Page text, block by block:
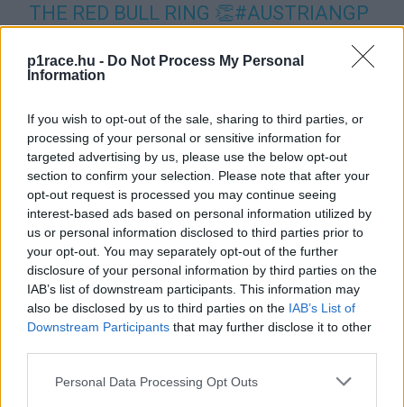
p1race.hu - Do Not Process My Personal
Information
If you wish to opt-out of the sale, sharing to third parties, or
processing of your personal or sensitive information for
targeted advertising by us, please use the below opt-out
section to confirm your selection. Please note that after your
opt-out request is processed you may continue seeing
interest-based ads based on personal information utilized by
us or personal information disclosed to third parties prior to
your opt-out. You may separately opt-out of the further
disclosure of your personal information by third parties on the
IAB’s list of downstream participants. This information may
also be disclosed by us to third parties on the IAB’s List of
Downstream Participants that may further disclose it to other
Please note that this website/app uses one or more Google
Personal Data Processing Opt Outs
THE RED BULL RING 👏#AUSTRIANGP
PIC.TWITTER.COM/L7CZ6WMEKA
— MOTOGP™🏁 (@MOTOGP)AUGUST
19, 2022
Akit semmilyen körülmény nem tudott kizökkenteni, az
Jack Miller volt. Az ausztrál rendkívül magabiztosan váltott
slickekre, és sokáig egy másodperccel jobb köridőket ment,
mint a többiek. Végül három pilóta, Zarco, Mir és Martin
bejöttek másodpercen belülre, de így is több, mint 6
tizeddel volt gyorsabb az ausztrál a szinte teljesen száraz
pályán. Először van a legjobb 10-ben az év végén
visszavonuló Andrea Dovizioso, ami egy esetleges esős
folytatásnál Q2-es helyet érhetne neki. Egyelőre nincs Q2-